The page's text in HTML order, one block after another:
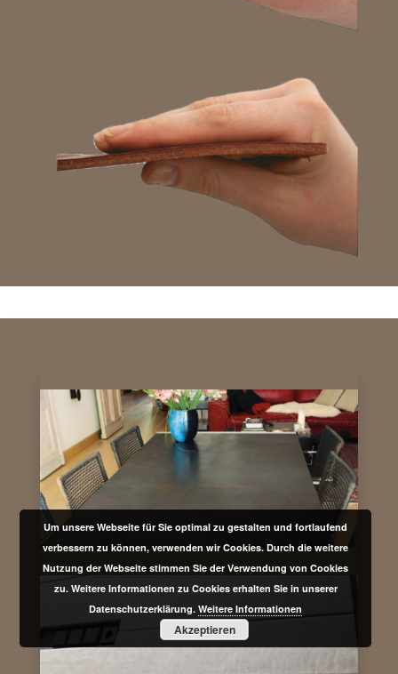
Um unsere Webseite für Sie optimal zu gestalten und fortlaufend
verbessern zu können, verwenden wir Cookies. Durch die weitere
Nutzung der Webseite stimmen Sie der Verwendung von Cookies
zu. Weitere Informationen zu Cookies erhalten Sie in unserer
Datenschutzerklärung.Weitere Informationen
Akzeptieren